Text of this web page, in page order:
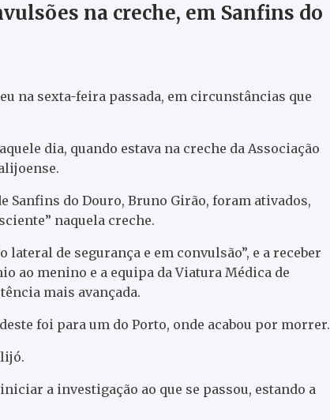
na creche, em Sanfins do
na sexta-feira passada, em circunstâncias que
dia, quando estava na creche da Associação
Sanfins do Douro, Bruno Girão, foram ativados,
naquela creche.
de segurança e em convulsão”, e a receber
ao menino e a equipa da Viatura Médica de
mais avançada.
foi para um do Porto, onde acabou por morrer.
a investigação ao que se passou, estando a